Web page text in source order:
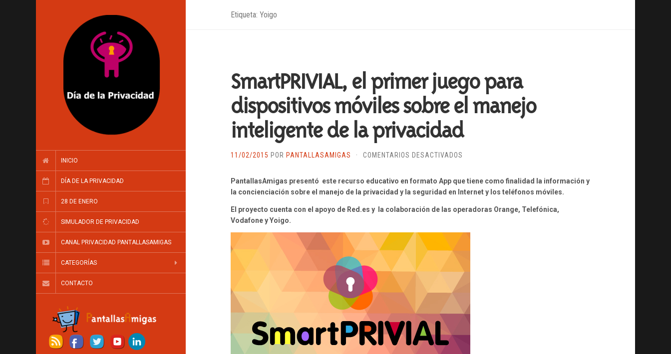
INICIO
DÍA DE LA PRIVACIDAD
28 DE ENERO
SIMULADOR DE PRIVACIDAD
CANAL PRIVACIDAD PANTALLASAMIGAS
CATEGORÍAS
CONTACTO
Etiqueta: Yoigo
SmartPRIVIAL, el primer juego para
dispositivos móviles sobre el manejo
inteligente de la privacidad
11/02/2015 POR PANTALLASAMIGAS · COMENTARIOS DESACTIVADOS
PARA
MÓVILES
EL
INTELIGENTE
PRIVACIDAD
PantallasAmigas presentó este recurso educativo en formato App que tiene como finalidad la información y
la concienciación sobre el manejo de la privacidad y la seguridad en Internet y los teléfonos móviles.
El proyecto cuenta con el apoyo de Red.es y la colaboración de las operadoras Orange, Telefónica,
Vodafone y Yoigo.